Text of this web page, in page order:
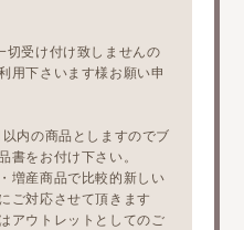
切受け付け致しませんの
用下さいます様お願い申
内の商品としますのでブ
書をお付け下さい。
増産商品で比較的新しい
ご対応させて頂きます
アウトレットとしてのご